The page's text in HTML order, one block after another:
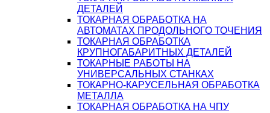
ДЕТАЛЕЙ
ТОКАРНАЯ ОБРАБОТКА НА
АВТОМАТАХ ПРОДОЛЬНОГО ТОЧЕНИЯ
ТОКАРНАЯ ОБРАБОТКА
КРУПНОГАБАРИТНЫХ ДЕТАЛЕЙ
ТОКАРНЫЕ РАБОТЫ НА
УНИВЕРСАЛЬНЫХ СТАНКАХ
ТОКАРНО-КАРУСЕЛЬНАЯ ОБРАБОТКА
МЕТАЛЛА
ТОКАРНАЯ ОБРАБОТКА НА ЧПУ